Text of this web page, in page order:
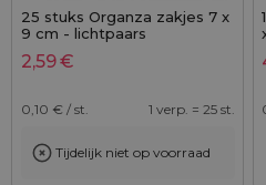
25 stuks Organza zakjes 7 x
9 cm - lichtpaars
2,59€
0,10 € / st. 1 verp. = 25 st.
Tijdelijk niet op voorraad